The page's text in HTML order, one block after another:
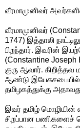
வீரமாமுனிவர்
வீரமாமுனிவர்
1747) இத்தாலி
பிறந்தார். இவரின்
(Constantine
குரு ஆவார்.
ஆண்டு
தமிழகத்துக்கு
இவர் தமிழ் மொழியின்
சிறப்பான பணிகளைச்